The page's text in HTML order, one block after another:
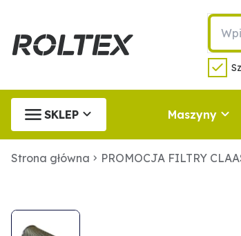
SKLEP Maszyny
Strona główna PROMOCJA FILTRY